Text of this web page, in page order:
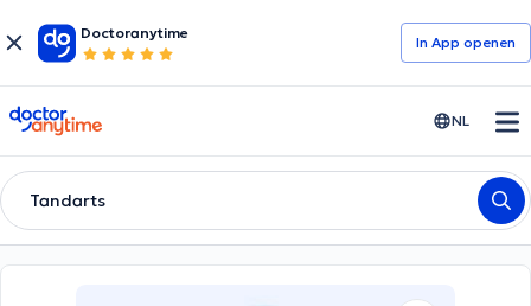
Doctoranytime
In App openen
doctoranytime NL
Tandarts